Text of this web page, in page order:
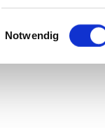
Ihr Gerät
Erfahren Sie mehr
Präferenzen im
Einwilligungsauswahl
Notwendig